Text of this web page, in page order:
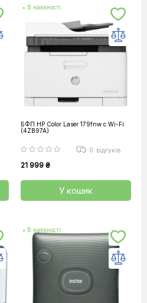
• В наявності
БФП HP Color Laser 179fnw с Wi-Fi
(4ZB97A)
0 відгуків
21 999 ₴
У кошик
• В наявності